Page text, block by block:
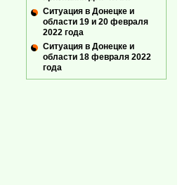
Ситуация в Донецке и
области 19 и 20 февраля
2022 года
Ситуация в Донецке и
области 18 февраля 2022
года